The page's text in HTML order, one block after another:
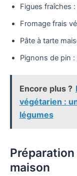
Figues fraîches
Fromage frais
Pâte à tarte
Pignons de pin
Encore plus ?
végétarien :
légumes
maison